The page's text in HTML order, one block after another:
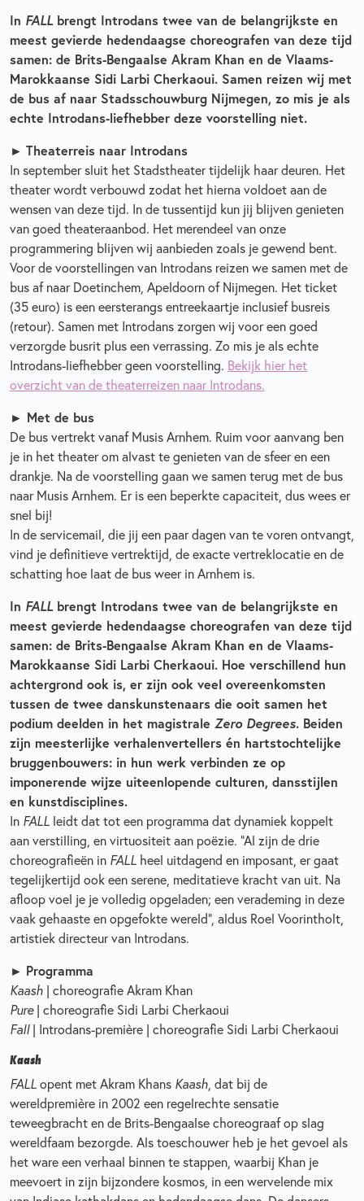
In FALL brengt Introdans twee van de belangrijkste en
meest gevierde hedendaagse choreografen van deze tijd
samen: de Brits-Bengaalse Akram Khan en de Vlaams-
Marokkaanse Sidi Larbi Cherkaoui. Samen reizen wij met
de bus af naar Stadsschouwburg Nijmegen, zo mis je als
echte Introdans-liefhebber deze voorstelling niet.
► Theaterreis naar Introdans
In september sluit het Stadstheater tijdelijk haar deuren. Het
theater wordt verbouwd zodat het hierna voldoet aan de
wensen van deze tijd. In de tussentijd kun jij blijven genieten
van goed theateraanbod. Het merendeel van onze
programmering blijven wij aanbieden zoals je gewend bent.
Voor de voorstellingen van Introdans reizen we samen met de
bus af naar Doetinchem, Apeldoorn of Nijmegen. Het ticket
(35 euro) is een eersterangs entreekaartje inclusief busreis
(retour). Samen met Introdans zorgen wij voor een goed
verzorgde busrit plus een verrassing. Zo mis je als echte
Introdans-liefhebber geen voorstelling. Bekijk hier het
overzicht van de theaterreizen naar Introdans.
► Met de bus
De bus vertrekt vanaf Musis Arnhem. Ruim voor aanvang ben
je in het theater om alvast te genieten van de sfeer en een
drankje. Na de voorstelling gaan we samen terug met de bus
naar Musis Arnhem. Er is een beperkte capaciteit, dus wees er
snel bij!
In de servicemail, die jij een paar dagen van te voren ontvangt,
vind je definitieve vertrektijd, de exacte vertreklocatie en de
schatting hoe laat de bus weer in Arnhem is.
In FALL brengt Introdans twee van de belangrijkste en
meest gevierde hedendaagse choreografen van deze tijd
samen: de Brits-Bengaalse Akram Khan en de Vlaams-
Marokkaanse Sidi Larbi Cherkaoui. Hoe verschillend hun
achtergrond ook is, er zijn ook veel overeenkomsten
tussen de twee danskunstenaars die ooit samen het
podium deelden in het magistrale Zero Degrees. Beiden
zijn meesterlijke verhalenvertellers én hartstochtelijke
bruggenbouwers: in hun werk verbinden ze op
imponerende wijze uiteenlopende culturen, dansstijlen
en kunstdisciplines.
In FALL leidt dat tot een programma dat dynamiek koppelt
aan verstilling, en virtuositeit aan poëzie. “Al zijn de drie
choreografieën in FALL heel uitdagend en imposant, er gaat
tegelijkertijd ook een serene, meditatieve kracht van uit. Na
afloop voel je je volledig opgeladen; een verademing in deze
vaak gehaaste en opgefokte wereld”, aldus Roel Voorintholt,
artistiek directeur van Introdans.
► Programma
Kaash | choreografie Akram Khan
Pure| choreografie Sidi Larbi Cherkaoui
Fall| Introdans-première | choreografie Sidi Larbi Cherkaoui
Kaash
FALLopent met Akram Khans Kaash , dat bij de
wereldpremière in 2002 een regelrechte sensatie
teweegbracht en de Brits-Bengaalse choreograaf op slag
wereldfaam bezorgde. Als toeschouwer heb je het gevoel als
het ware een verhaal binnen te stappen, waarbij Khan je
meevoert in zijn bijzondere kosmos, in een wervelende mix